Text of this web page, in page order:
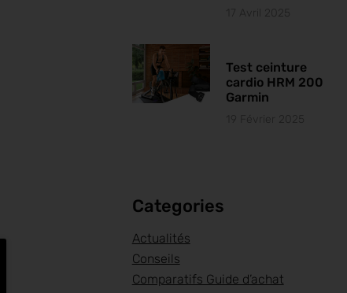
17 Avril 2025
Test ceinture
cardio HRM 200
Garmin
19 Février 2025
Categories
Actualités
Conseils
Comparatifs Guide d’achat